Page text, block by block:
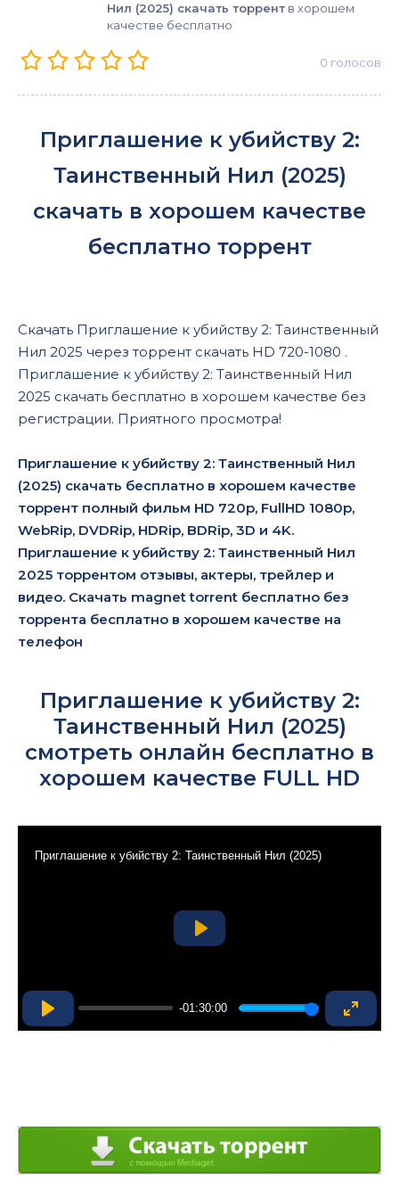
Нил (2025) скачать торрент в хорошем
качестве бесплатно
0 голосов
Приглашение к убийству 2:
Таинственный Нил (2025)
скачать в хорошем качестве
бесплатно торрент
Скачать Приглашение к убийству 2: Таинственный
Нил 2025 через торрент скачать HD 720-1080 .
Приглашение к убийству 2: Таинственный Нил
2025 скачать бесплатно в хорошем качестве без
регистрации. Приятного просмотра!
Приглашение к убийству 2: Таинственный Нил
(2025) скачать бесплатно в хорошем качестве
торрент полный фильм HD 720p, FullHD 1080p,
WebRip, DVDRip, HDRip, BDRip, 3D и 4K.
Приглашение к убийству 2: Таинственный Нил
2025 торрентом отзывы, актеры, трейлер и
видео. Скачать magnet torrent бесплатно без
торрента бесплатно в хорошем качестве на
телефон
Приглашение к убийству 2:
Таинственный Нил (2025)
смотреть онлайн бесплатно в
хорошем качестве FULL HD
Play
-01:30:00
Enter
Приглашение к убийству 2: Таинственный Нил (2025)